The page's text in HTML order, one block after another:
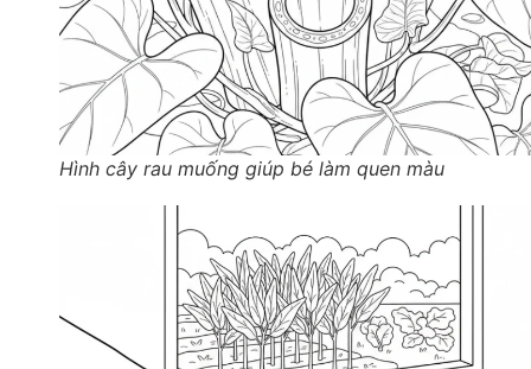
Hình cây rau muống giúp bé làm quen màu